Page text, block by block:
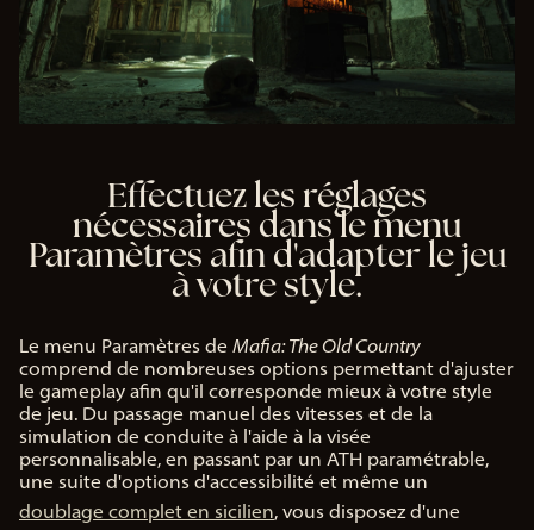
Effectuez les réglages
nécessaires dans le menu
Paramètres afin d'adapter le jeu
à votre style.
Le menu Paramètres de Mafia: The Old Country
comprend de nombreuses options permettant d'ajuster
le gameplay afin qu'il corresponde mieux à votre style
de jeu. Du passage manuel des vitesses et de la
simulation de conduite à l'aide à la visée
personnalisable, en passant par un ATH paramétrable,
une suite d'options d'accessibilité et même un
doublage complet en sicilien, vous disposez d'une